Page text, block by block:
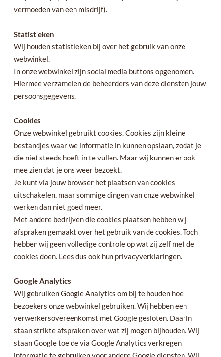
vermoeden van een misdrijf).
Statistieken
Wij houden statistieken bij over het gebruik van onze
webwinkel.
In onze webwinkel zijn social media buttons opgenomen.
Hiermee verzamelen de beheerders van deze diensten jouw
persoonsgegevens.
Cookies
Onze webwinkel gebruikt cookies. Cookies zijn kleine
bestandjes waar we informatie in kunnen opslaan, zodat je
die niet steeds hoeft in te vullen. Maar wij kunnen er ook
mee zien dat je ons weer bezoekt.
Je kunt via jouw browser het plaatsen van cookies
uitschakelen, maar sommige dingen van onze webwinkel
werken dan niet goed meer.
Met andere bedrijven die cookies plaatsen hebben wij
afspraken gemaakt over het gebruik van de cookies. Toch
hebben wij geen volledige controle op wat zij zelf met de
cookies doen. Lees dus ook hun privacyverklaringen.
Google Analytics
Wij gebruiken Google Analytics om bij te houden hoe
bezoekers onze webwinkel gebruiken. Wij hebben een
verwerkersovereenkomst met Google gesloten. Daarin
staan strikte afspraken over wat zij mogen bijhouden. Wij
staan Google toe de via Google Analytics verkregen
informatie te gebruiken voor andere Google diensten. Wij